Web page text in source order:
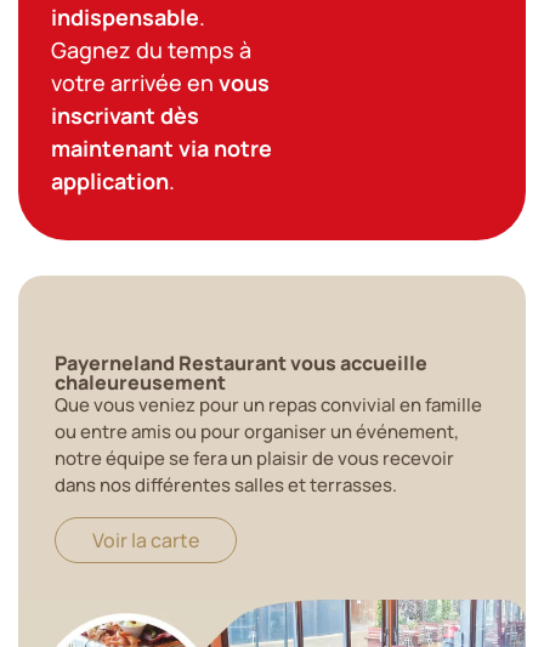
indispensable.
Gagnez du temps à
votre arrivée envous
inscrivant dès
maintenant via notre
application.
Payerneland Restaurant vous accueille
chaleureusement
Que vous veniez pour un repas convivial en famille
ou entre amis ou pour organiser un événement,
notre équipe se fera un plaisir de vous recevoir
dans nos différentes salles et terrasses.
Voir la carte